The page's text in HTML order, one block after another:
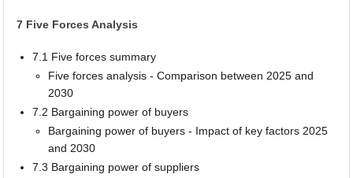
7 Five Forces Analysis
7.1 Five forces summary
Five forces analysis - Comparison between 2025 and
2030
7.2 Bargaining power of buyers
Bargaining power of buyers - Impact of key factors 2025
and 2030
7.3 Bargaining power of suppliers